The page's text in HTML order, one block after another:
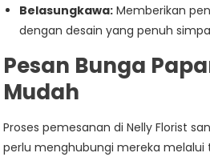
Belasungkawa: Memberikan
dengan desain yang penuh
Pesan Bunga
Mudah
Proses pemesanan di Nelly Florist
perlu menghubungi mereka melalui